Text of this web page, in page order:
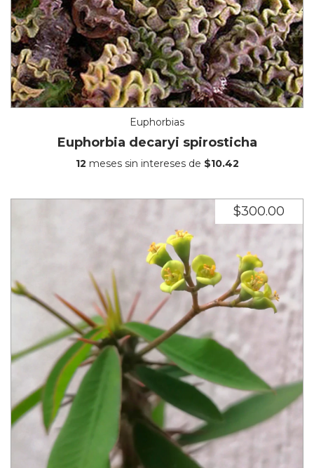
Euphorbias
Euphorbia decaryi spirosticha
12 meses sin intereses de $10.42
$300.00